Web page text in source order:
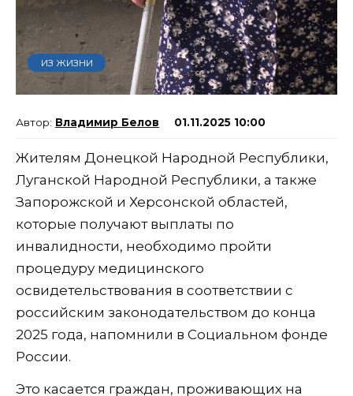
ИЗ ЖИЗНИ
Владимир Белов 01.11.2025 10:00
Жителям Донецкой Народной Республики,
Луганской Народной Республики, а также
Запорожской и Херсонской областей,
которые получают выплаты по
инвалидности, необходимо пройти
процедуру медицинского
освидетельствования в соответствии с
российским законодательством до конца
2025 года, напомнили в Социальном фонде
России.
Это касается граждан, проживающих на